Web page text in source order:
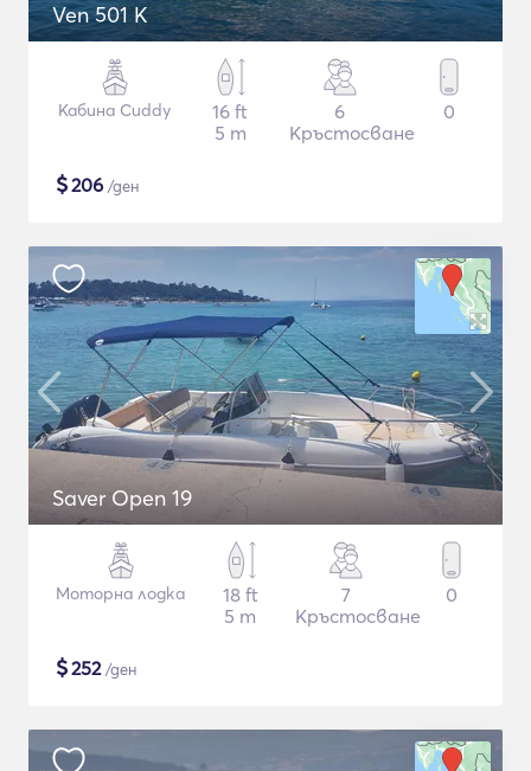
Ven 501 K
Кабина Cuddy
16 ft
5 m
6
Кръстосване
0
$206 /ден
Saver Open 19
Моторна лодка
18 ft
5 m
7
Кръстосване
0
$252/ден